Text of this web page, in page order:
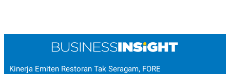
Kinerja Emiten Restoran Tak Seragam, FORE